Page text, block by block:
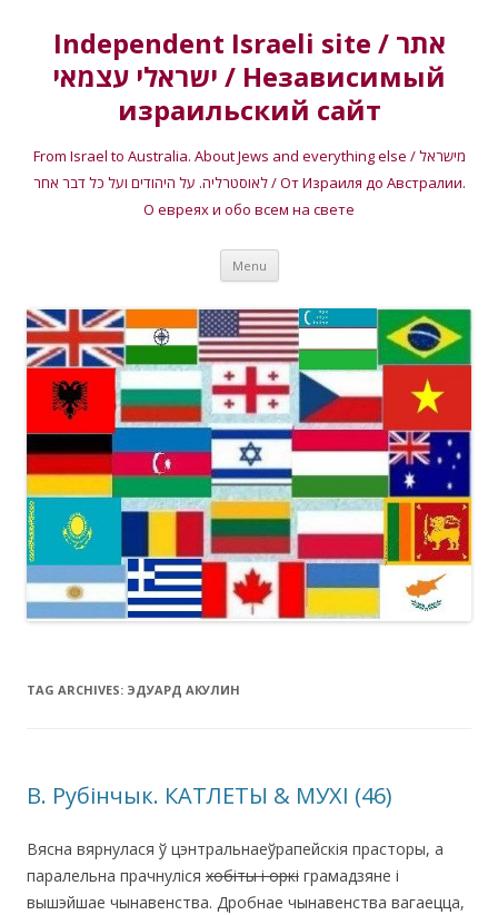
Independent Israeli site / אתר
ישראלי עצמאי / Независимый
израильский сайт
From Israel to Australia. About Jews and everything else / מישראל
לאוסטרליה. על היהודים ועל כל דבר אחר / От Израиля до Австралии.
О евреях и обо всем на свете
Menu Skip
content
TAG ARCHIVES: ЭДУАРД АКУЛИН
В. Рубінчык. КАТЛЕТЫ & МУХІ (46)
Вясна вярнулася ў цэнтральнаеўрапейскія прасторы, а
паралельна прачнуліся хобіты і оркі грамадзяне і
вышэйшае чынавенства. Дробнае чынавенства вагаецца,